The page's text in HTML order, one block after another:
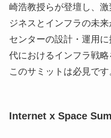
崎浩教授らが登壇し、
ジネスとインフラの未
センターの設計・運用
代におけるインフラ戦略
このサミットは必見です
Internet x Space